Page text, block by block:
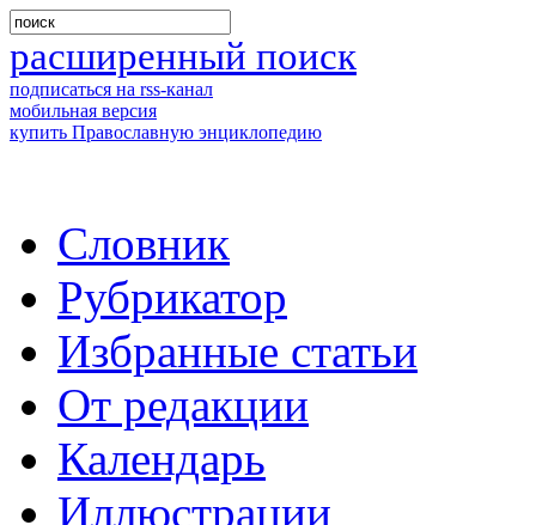
расширенный поиск
подписаться на rss-канал
мобильная версия
купить Православную энциклопедию
Словник
Рубрикатор
Избранные статьи
От редакции
Календарь
Иллюстрации